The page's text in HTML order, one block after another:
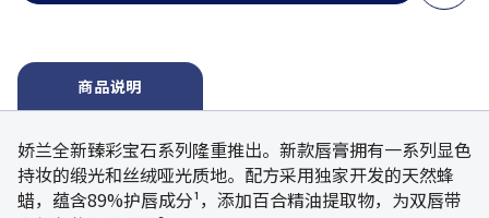
商品说明
娇兰全新臻彩宝石系列隆重推出。新款唇膏拥有一系列显色
持妆的缎光和丝绒哑光质地。配方采用独家开发的天然蜂
蜡，蕴含89%护唇成分¹，添加百合精油提取物，为双唇带